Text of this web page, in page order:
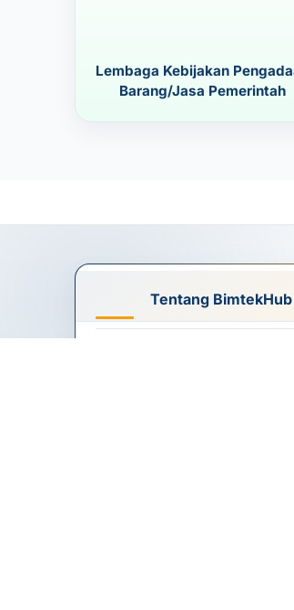
Lembaga Kebijakan
Barang/Jasa Pemerintah
Tentang BimtekHub